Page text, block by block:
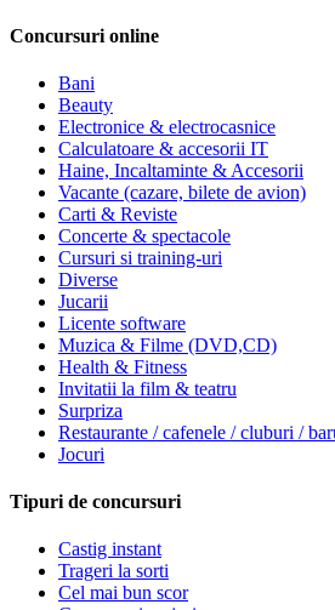
Concursuri online
Bani
Beauty
Electronice & electrocasnice
Calculatoare & accesorii IT
Haine, Incaltaminte & Accesorii
Vacante (cazare, bilete de avion)
Carti & Reviste
Concerte & spectacole
Cursuri si training-uri
Diverse
Jucarii
Licente software
Muzica & Filme (DVD,CD)
Health & Fitness
Invitatii la film & teatru
Surpriza
Restaurante / cafenele / cluburi /
Jocuri
Tipuri de concursuri
Castig instant
Trageri la sorti
Cel mai bun scor